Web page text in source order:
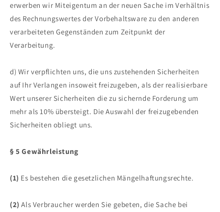
erwerben wir Miteigentum an der neuen Sache im Verhältnis
des Rechnungswertes der Vorbehaltsware zu den anderen
verarbeiteten Gegenständen zum Zeitpunkt der
Verarbeitung.
d) Wir verpflichten uns, die uns zustehenden Sicherheiten
auf Ihr Verlangen insoweit freizugeben, als der realisierbare
Wert unserer Sicherheiten die zu sichernde Forderung um
mehr als 10% übersteigt. Die Auswahl der freizugebenden
Sicherheiten obliegt uns.
§ 5 Gewährleistung
(1) Es bestehen die gesetzlichen Mängelhaftungsrechte.
(2) Als Verbraucher werden Sie gebeten, die Sache bei